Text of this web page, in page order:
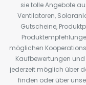
sie tolle Angebote
Ventilatoren,
Gutscheine,
möglichen
Kaufbewertungen
jederzeit möglich über
finden oder über